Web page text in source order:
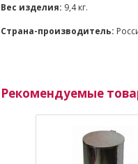
Вес изделия: 9,4 кг.
Страна-производитель:
Рекомендуемые